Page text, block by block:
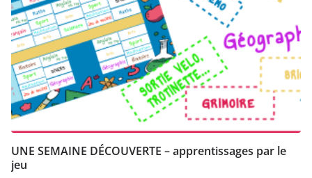
UNE SEMAINE DÉCOUVERTE – apprentissages par le
jeu